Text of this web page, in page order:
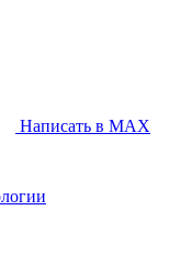
Написать в MAX